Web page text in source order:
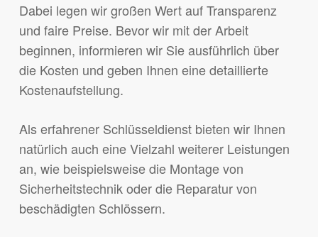
Dabei legen wir großen Wert auf Transparenz
und faire Preise. Bevor wir mit der Arbeit
beginnen, informieren wir Sie ausführlich über
die Kosten und geben Ihnen eine detaillierte
Kostenaufstellung.
Als erfahrener Schlüsseldienst bieten wir Ihnen
natürlich auch eine Vielzahl weiterer Leistungen
an, wie beispielsweise die Montage von
Sicherheitstechnik oder die Reparatur von
beschädigten Schlössern.